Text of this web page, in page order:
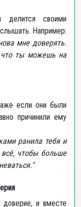
делится своими
Например:
мне доверять.
что ты можешь на
если они были
причинили ему
ранила тебя и
чтобы больше
доверие, и вместе